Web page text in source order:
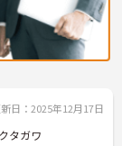
日：2025年12月17日
タガワ